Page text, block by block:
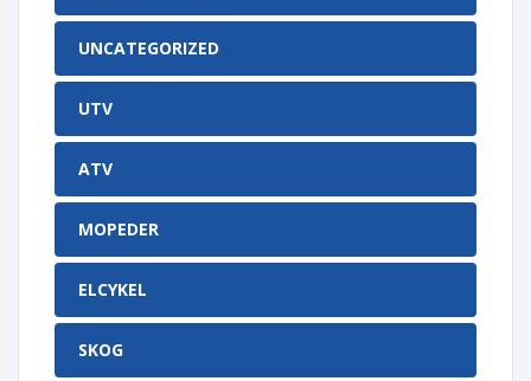
UNCATEGORIZED
UTV
ATV
MOPEDER
ELCYKEL
SKOG